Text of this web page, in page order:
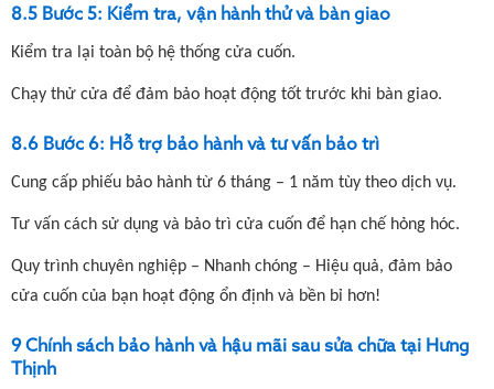
8.5 Bước 5: Kiểm tra, vận hành thử và bàn giao
Kiểm tra lại toàn bộ hệ thống cửa cuốn.
Chạy thử cửa để đảm bảo hoạt động tốt trước khi bàn giao.
8.6 Bước 6: Hỗ trợ bảo hành và tư vấn bảo trì
Cung cấp phiếu bảo hành từ 6 tháng – 1 năm tùy theo dịch vụ.
Tư vấn cách sử dụng và bảo trì cửa cuốn để hạn chế hỏng hóc.
Quy trình chuyên nghiệp – Nhanh chóng – Hiệu quả, đảm bảo
cửa cuốn của bạn hoạt động ổn định và bền bỉ hơn!
9 Chính sách bảo hành và hậu mãi sau sửa chữa tại Hưng
Thịnh